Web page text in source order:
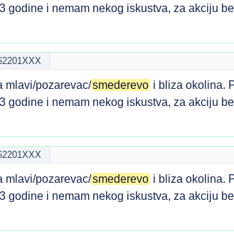
godine i nemam nekog iskustva, za akciju
mlavi/pozarevac/smederevo i bliza okolina.
godine i nemam nekog iskustva, za akciju
mlavi/pozarevac/smederevo i bliza okolina.
godine i nemam nekog iskustva, za akciju